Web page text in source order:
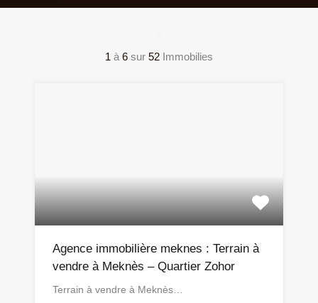
1 à 6 sur 52 Immobilies
Agence immobilière meknes : Terrain à
vendre à Meknès – Quartier Zohor
Terrain à vendre à Meknès…